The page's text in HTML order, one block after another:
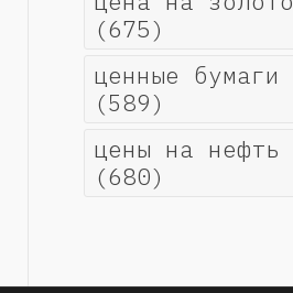
(675)
ценные бумаги
(589)
цены на нефть
(680)